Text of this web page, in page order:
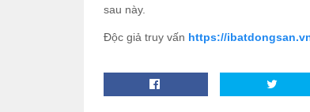
sau này.
Độc giả truy vấn https://